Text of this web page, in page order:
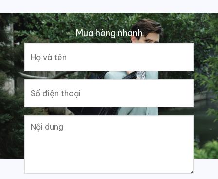
Mua hàng nhanh